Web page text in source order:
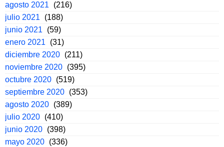
agosto 2021
(216)
julio 2021
(188)
junio 2021
(59)
enero 2021
(31)
diciembre 2020 (211)
noviembre 2020 (395)
octubre 2020 (519)
septiembre 2020 (353)
agosto 2020 (389)
julio 2020 (410)
junio 2020 (398)
mayo 2020 (336)